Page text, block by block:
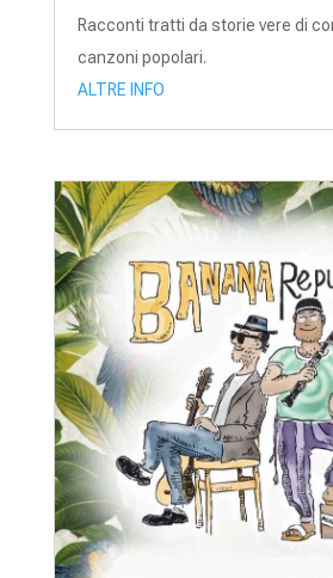
Racconti tratti da storie vere di
canzoni popolari.
ALTRE INFO